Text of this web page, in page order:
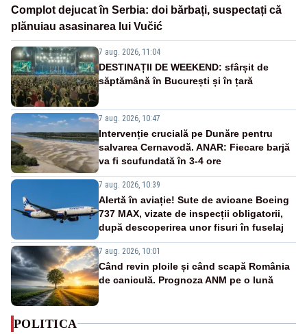
Complot dejucat în Serbia: doi bărbați, suspectați că
plănuiau asasinarea lui Vučić
7 aug. 2026, 11:04
DESTINAȚII DE WEEKEND: sfârșit de
săptămână în București și în țară
7 aug. 2026, 10:47
Intervenție crucială pe Dunăre pentru
salvarea Cernavodă. ANAR: Fiecare barjă
va fi scufundată în 3-4 ore
7 aug. 2026, 10:39
Alertă în aviație! Sute de avioane Boeing
737 MAX, vizate de inspecții obligatorii,
după descoperirea unor fisuri în fuselaj
7 aug. 2026, 10:01
Când revin ploile și când scapă România
de caniculă. Prognoza ANM pe o lună
POLITICA